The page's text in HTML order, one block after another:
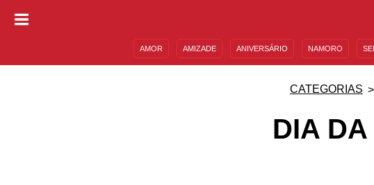
AMOR AMIZADE ANIVERSÁRIO NAMORO
CATEGORIAS
DIA